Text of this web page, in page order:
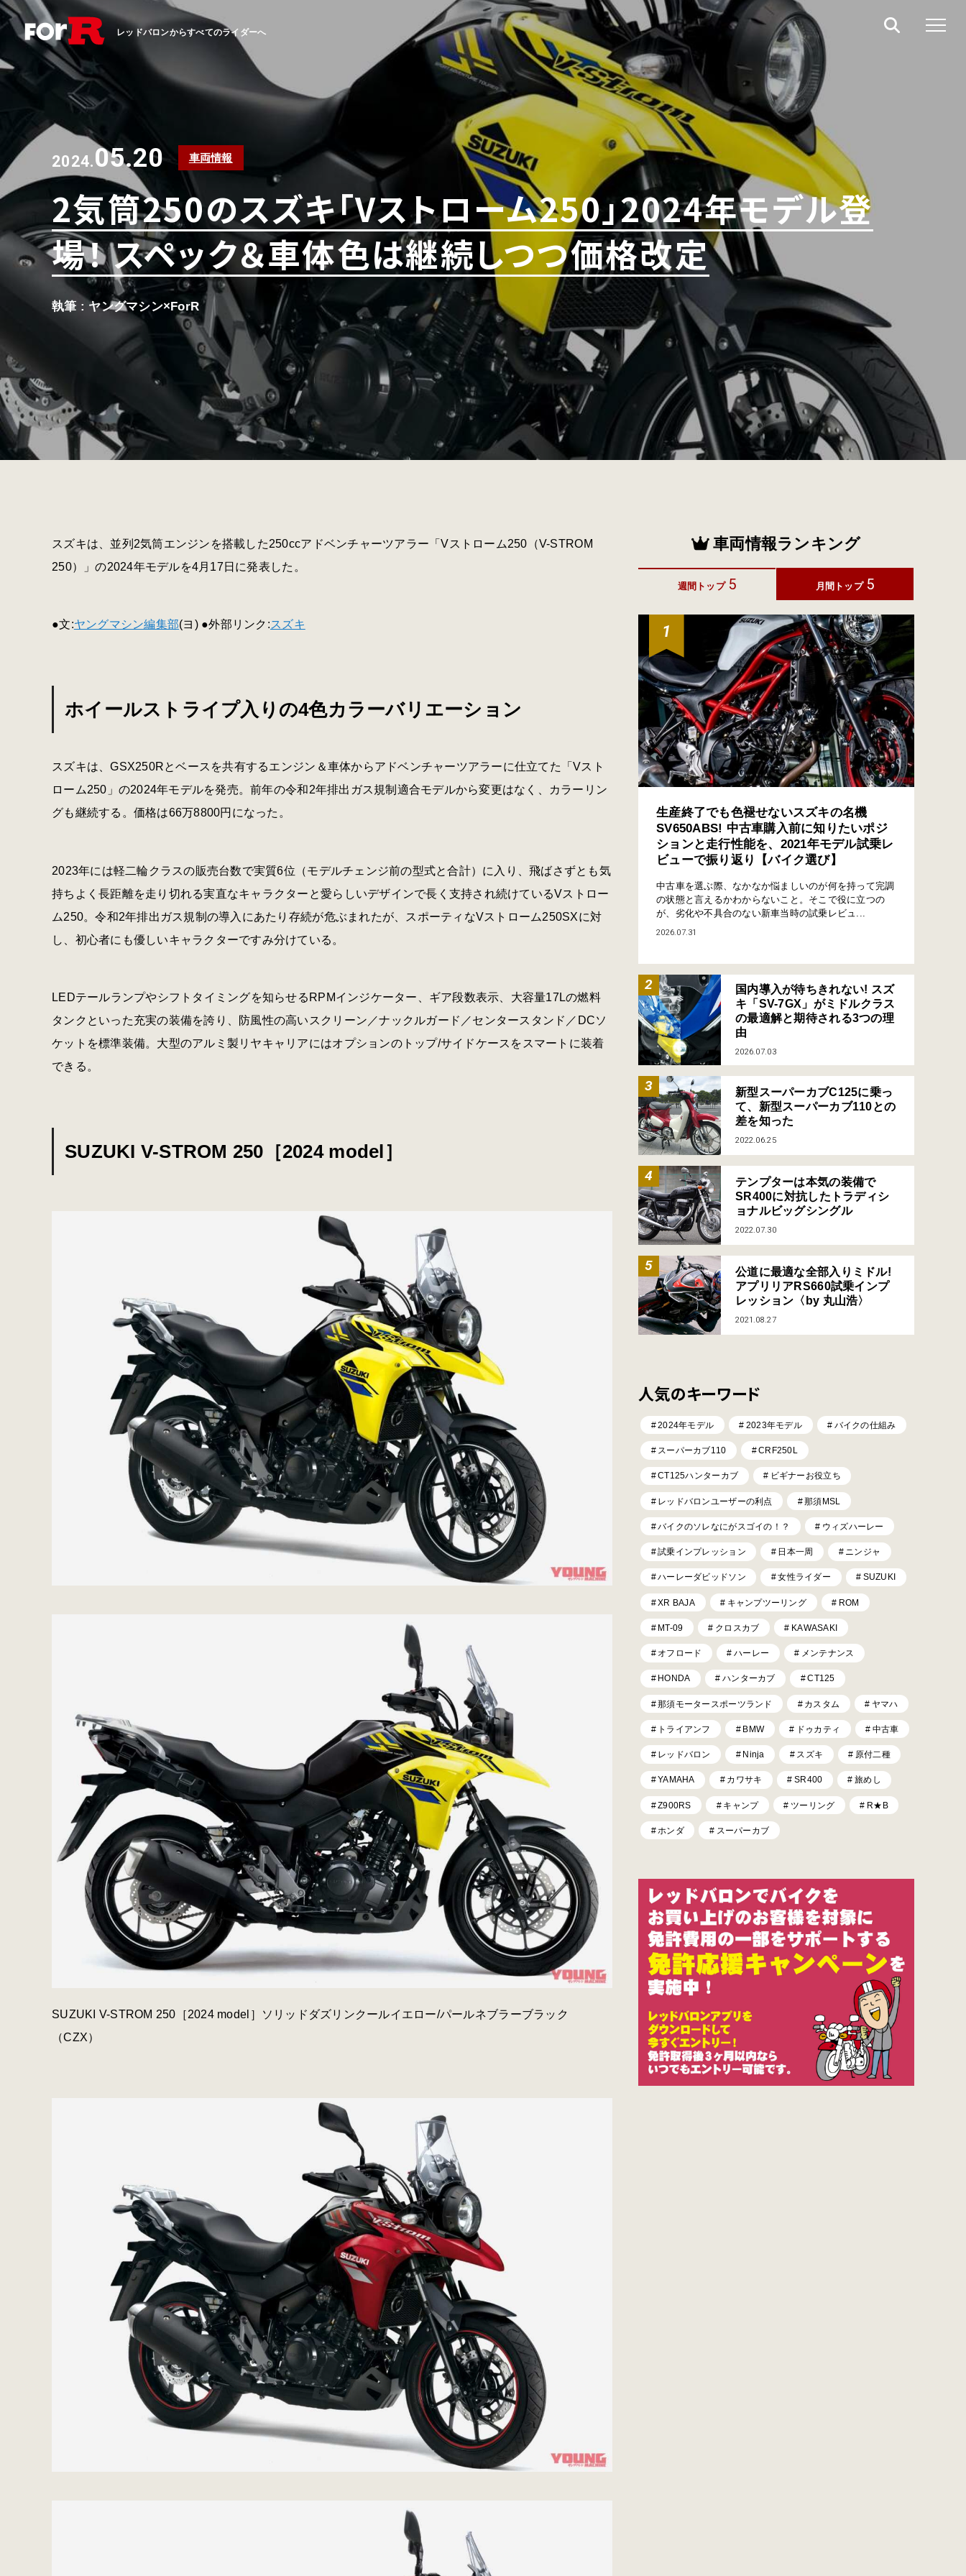
レッドバロンからすべてのライダーへ
2024.05.20 車両情報
2気筒250のスズキ「Vストローム250」2024年モデル登
場！ スペック＆車体色は継続しつつ価格改定
執筆 : ヤングマシン×ForR
スズキは、並列2気筒エンジンを搭載した250ccアドベンチャーツアラー「Vストローム250（V-STROM
250）」の2024年モデルを4月17日に発表した。
●文:ヤングマシン編集部(ヨ) ●外部リンク:スズキ
ホイールストライプ入りの4色カラーバリエーション
スズキは、GSX250Rとベースを共有するエンジン＆車体からアドベンチャーツアラーに仕立てた「Vスト
ローム250」の2024年モデルを発売。前年の令和2年排出ガス規制適合モデルから変更はなく、カラーリン
グも継続する。価格は66万8800円になった。
2023年には軽二輪クラスの販売台数で実質6位（モデルチェンジ前の型式と合計）に入り、飛ばさずとも気
持ちよく長距離を走り切れる実直なキャラクターと愛らしいデザインで長く支持され続けているVストロー
ム250。令和2年排出ガス規制の導入にあたり存続が危ぶまれたが、スポーティなVストローム250SXに対
し、初心者にも優しいキャラクターですみ分けている。
LEDテールランプやシフトタイミングを知らせるRPMインジケーター、ギア段数表示、大容量17Lの燃料
タンクといった充実の装備を誇り、防風性の高いスクリーン／ナックルガード／センタースタンド／DCソ
ケットを標準装備。大型のアルミ製リヤキャリアにはオプションのトップ/サイドケースをスマートに装着
できる。
SUZUKI V-STROM 250［2024 model］
SUZUKI V-STROM 250［2024 model］ソリッドダズリンクールイエロー/パールネブラーブラック
（CZX）
車両情報ランキング
週間トップ 5 月間トップ 5
生産終了でも色褪せないスズキの名機
SV650ABS! 中古車購入前に知りたいポジ
ションと走行性能を、2021年モデル試乗レ
ビューで振り返り【バイク選び】
中古車を選ぶ際、なかなか悩ましいのが何を持って完調
の状態と言えるかわからないこと。そこで役に立つの
が、劣化や不具合のない新車当時の試乗レビュ...
2026.07.31
国内導入が待ちきれない! スズ
キ「SV-7GX」がミドルクラス
の最適解と期待される3つの理
由
2026.07.03
新型スーパーカブC125に乗っ
て、新型スーパーカブ110との
差を知った
2022.06.25
テンプターは本気の装備で
SR400に対抗したトラディシ
ョナルビッグシングル
2022.07.30
公道に最適な全部入りミドル!
アプリリアRS660試乗インプ
レッション〈by 丸山浩〉
2021.08.27
人気のキーワード
2024年モデル 2023年モデル バイクの仕組み
スーパーカブ110 CRF250L
CT125ハンターカブ ビギナーお役立ち
レッドバロンユーザーの利点 那須MSL
バイクのソレなにがスゴイの！？ ウィズハーレー
試乗インプレッション 日本一周 ニンジャ
ハーレーダビッドソン 女性ライダー SUZUKI
XR BAJA キャンプツーリング ROM
MT-09 クロスカブ KAWASAKI
オフロード ハーレー メンテナンス
HONDA ハンターカブ CT125
那須モータースポーツランド カスタム ヤマハ
トライアンフ BMW ドゥカティ 中古車
レッドバロン Ninja スズキ 原付二種
YAMAHA カワサキ SR400 旅めし
Z900RS キャンプ ツーリング R★B
ホンダ スーパーカブ